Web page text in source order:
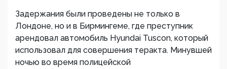
Задержания были проведены не только в
Лондоне, но и в Бирмингеме, где преступник
арендовал автомобиль Hyundai Tuscon, который
использовал для совершения теракта. Минувшей
ночью во время полицейской